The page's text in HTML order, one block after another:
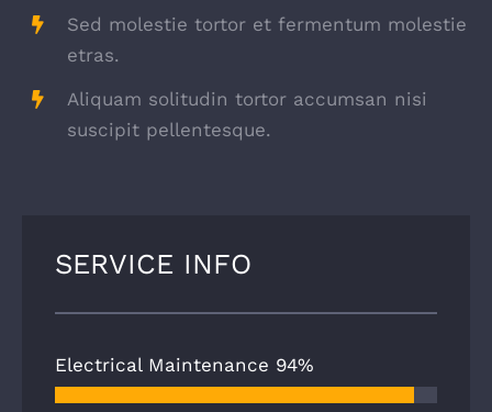
Sed molestie tortor et fermentum molestie
etras.
Aliquam solitudin tortor accumsan nisi
suscipit pellentesque.
SERVICE INFO
Electrical Maintenance 94%